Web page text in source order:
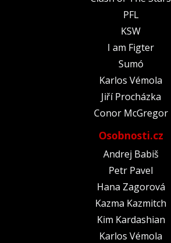
PFL
KSW
I am Figter
Sumó
Karlos Vémola
Jiří Procházka
Conor McGregor
Osobnosti.cz
Andrej Babiš
Petr Pavel
Hana Zagorová
Kazma Kazmitch
Kim Kardashian
Karlos Vémola